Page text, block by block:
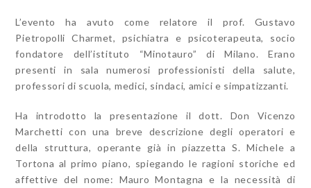
L’evento ha avuto come relatore il prof. Gustavo
Pietropolli Charmet, psichiatra e psicoterapeuta, socio
fondatore dell’istituto “Minotauro” di Milano. Erano
presenti in sala numerosi professionisti della salute,
professori di scuola, medici, sindaci, amici e simpatizzanti.
Ha introdotto la presentazione il dott. Don Vicenzo
Marchetti con una breve descrizione degli operatori e
della struttura, operante già in piazzetta S. Michele a
Tortona al primo piano, spiegando le ragioni storiche ed
affettive del nome: Mauro Montagna e la necessità di